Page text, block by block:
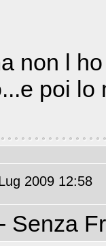
non l
poi lo
2009 12:58
- Senza